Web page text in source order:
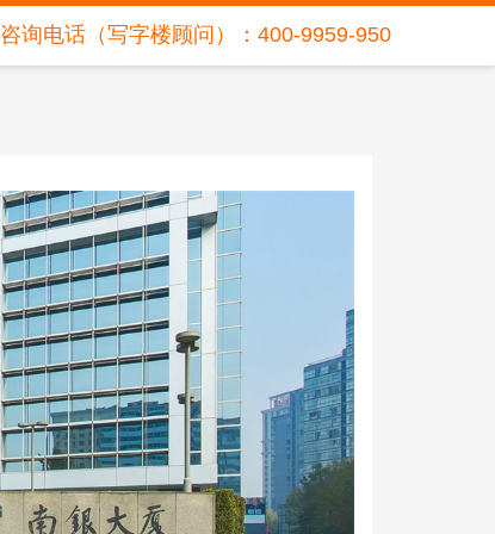
咨询电话（写字楼顾问）：400-9959-950